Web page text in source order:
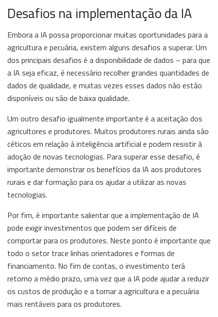
Desafios na implementação da IA
Embora a IA possa proporcionar muitas oportunidades para a
agricultura e pecuária, existem alguns desafios a superar. Um
dos principais desafios é a disponibilidade de dados – para que
a IA seja eficaz, é necessário recolher grandes quantidades de
dados de qualidade, e muitas vezes esses dados não estão
disponíveis ou são de baixa qualidade.
Um outro desafio igualmente importante é a aceitação dos
agricultores e produtores. Muitos produtores rurais ainda são
céticos em relação à inteligência artificial e podem resistir à
adoção de novas tecnologias. Para superar esse desafio, é
importante demonstrar os benefícios da IA aos produtores
rurais e dar formação para os ajudar a utilizar as novas
tecnologias.
Por fim, é importante salientar que a implementação de IA
pode exigir investimentos que podem ser difíceis de
comportar para os produtores. Neste ponto é importante que
todo o setor trace linhas orientadores e formas de
financiamento. No fim de contas, o investimento terá
retorno a médio prazo, uma vez que a IA pode ajudar a reduzir
os custos de produção e a tornar a agricultura e a pecuária
mais rentáveis para os produtores.